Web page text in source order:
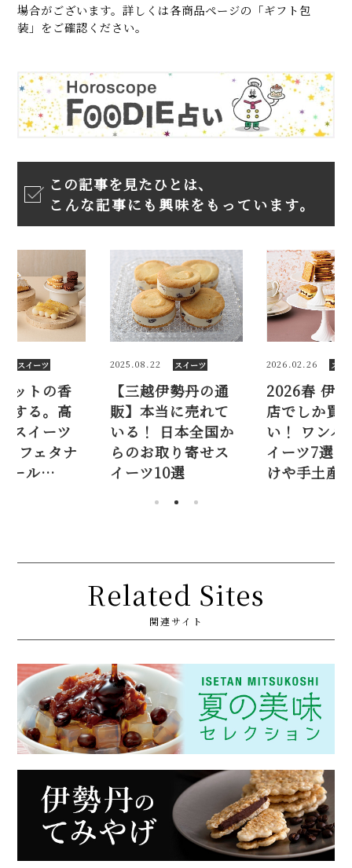
場合がございます。詳しくは各商品ページの「ギフト包
装」をご確認ください。
この記事を見たひとは、
こんな記事にも興味をもっています。
スイーツ
ットの香
する。高
スイーツ
フェタナ
ール…
2025.08.22 スイーツ
【三越伊勢丹の通
販】本当に売れて
いる！ 日本全国か
らのお取り寄せス
イーツ10選
2026.02.26 スイ
2026春 伊
店でしか買
い！ ワンハ
イーツ7選
けや手土産
Related Sites
関連サイト